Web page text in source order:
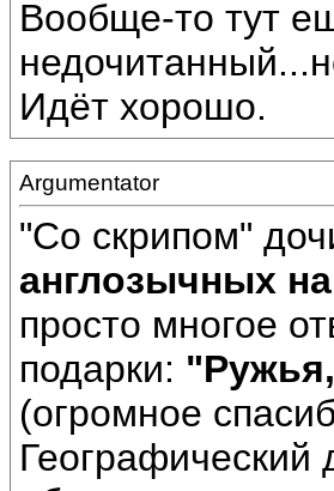
Вообще-то тут
Идёт хорошо.
Argumentator
"Со скрипом"
англозычных
просто многое
подарки:
(огромное
Географический